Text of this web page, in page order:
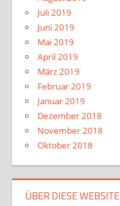
Juli 2019
Juni 2019
Mai 2019
April 2019
März 2019
Februar 2019
Januar 2019
Dezember 2018
November 2018
Oktober 2018
ÜBER DIESE WEBSITE